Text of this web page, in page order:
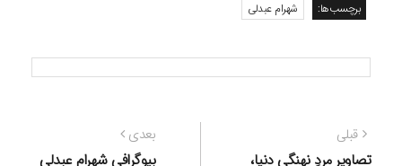
برچسب‌ها: شهرام عبدلی
راهبری
قبلی
قبلی:
تصاویر مردِ نهنگیِ دنیا،
بعدی
بعدی:
بیوگرافی شهرام عبدلی